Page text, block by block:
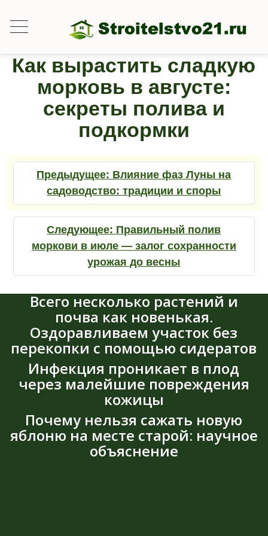
Как вырастить сладкую
морковь в августе:
секреты полива и
подкормки
Предыдущее: Влияние фаз Луны на
садоводство: традиции и споры
Следующее: Правильный полив
моркови в июле — залог сохранности
урожая до весны
Всего несколько растений и
почва как новенькая.
Оздоравливаем участок без
перекопки с помощью сидератов
Инфекция проникает в плод
через малейшие повреждения
кожицы
Почему нельзя сажать новую
яблоню на месте старой: научное
объяснение